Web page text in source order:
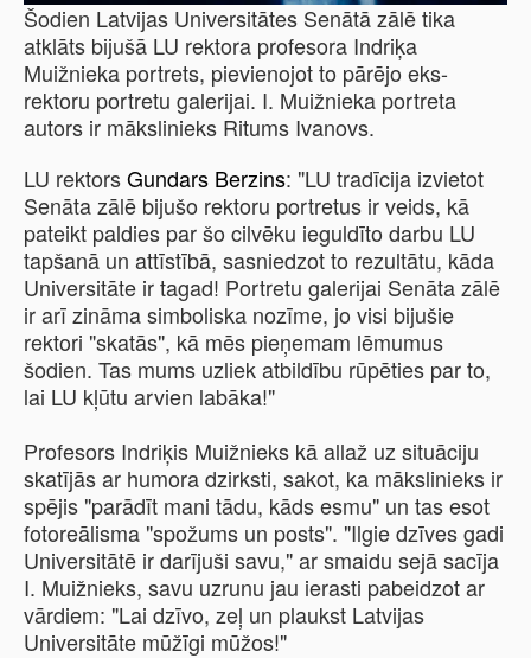
Šodien Latvijas Universitātes Senātā zālē tika
atklāts bijušā LU rektora profesora Indriķa
Muižnieka portrets, pievienojot to pārējo eks-
rektoru portretu galerijai. I. Muižnieka portreta
autors ir mākslinieks Ritums Ivanovs.
LU rektorsGundars Berzins: "LU tradīcija izvietot
Senāta zālē bijušo rektoru portretus ir veids, kā
pateikt paldies par šo cilvēku ieguldīto darbu LU
tapšanā un attīstībā, sasniedzot to rezultātu, kāda
Universitāte ir tagad! Portretu galerijai Senāta zālē
ir arī zināma simboliska nozīme, jo visi bijušie
rektori "skatās", kā mēs pieņemam lēmumus
šodien. Tas mums uzliek atbildību rūpēties par to,
lai LU kļūtu arvien labāka!"
Profesors Indriķis Muižnieks kā allaž uz situāciju
skatījās ar humora dzirksti, sakot, ka mākslinieks ir
spējis "parādīt mani tādu, kāds esmu" un tas esot
fotoreālisma "spožums un posts". "Ilgie dzīves gadi
Universitātē ir darījuši savu," ar smaidu sejā sacīja
I. Muižnieks, savu uzrunu jau ierasti pabeidzot ar
vārdiem: "Lai dzīvo, zeļ un plaukst Latvijas
Universitāte mūžīgi mūžos!"